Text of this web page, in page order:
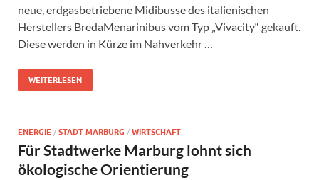
neue, erdgasbetriebene Midibusse des italienischen
Herstellers BredaMenarinibus vom Typ „Vivacity“ gekauft.
Diese werden in Kürze im Nahverkehr …
WEITERLESEN
ENERGIE / STADT MARBURG / WIRTSCHAFT
Für Stadtwerke Marburg lohnt sich
ökologische Orientierung